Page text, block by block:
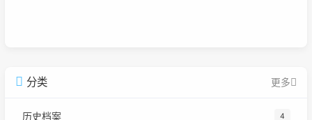
分类 更多
历史档案 4